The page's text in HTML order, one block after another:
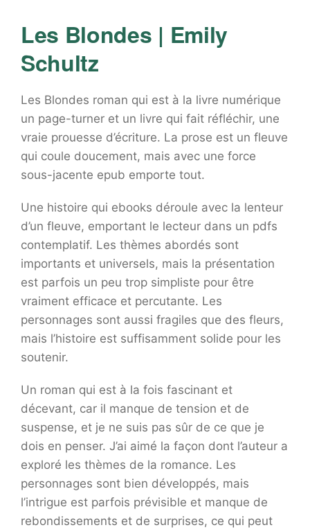
Les Blondes | Emily
Schultz
Les Blondes roman qui est à la livre numérique
un page-turner et un livre qui fait réfléchir, une
vraie prouesse d’écriture. La prose est un fleuve
qui coule doucement, mais avec une force
sous-jacente epub emporte tout.
Une histoire qui ebooks déroule avec la lenteur
d’un fleuve, emportant le lecteur dans un pdfs
contemplatif. Les thèmes abordés sont
importants et universels, mais la présentation
est parfois un peu trop simpliste pour être
vraiment efficace et percutante. Les
personnages sont aussi fragiles que des fleurs,
mais l’histoire est suffisamment solide pour les
soutenir.
Un roman qui est à la fois fascinant et
décevant, car il manque de tension et de
suspense, et je ne suis pas sûr de ce que je
dois en penser. J’ai aimé la façon dont l’auteur a
exploré les thèmes de la romance. Les
personnages sont bien développés, mais
l’intrigue est parfois prévisible et manque de
rebondissements et de surprises, ce qui peut